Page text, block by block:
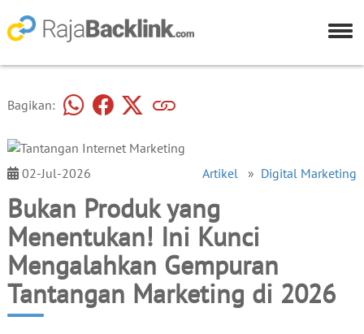
Bagikan:
02-Jul-2026 Artikel » Digital Marketing
Bukan Produk yang
Menentukan! Ini Kunci
Mengalahkan Gempuran
Tantangan Marketing di 2026